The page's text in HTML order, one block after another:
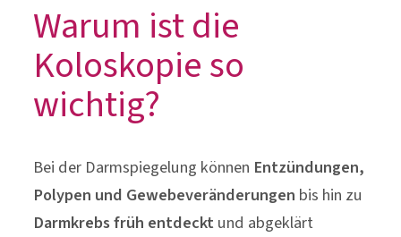
Warum ist die
Koloskopie so
wichtig?
Bei der Darmspiegelung können Entzündungen,
Polypen und Gewebeveränderungen bis hin zu
Darmkrebsfrüh entdecktund abgeklärt